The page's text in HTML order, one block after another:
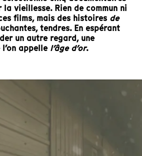
la vieillesse. Rien de commun ni
films, mais des histoires de
tendres. En espérant
un autre regard, une
appelle l’âge d’or.